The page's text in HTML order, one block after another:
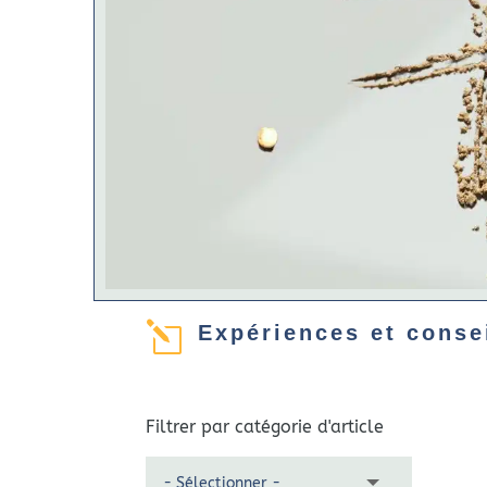
l Expériences et
Filtrer par catégorie d'article